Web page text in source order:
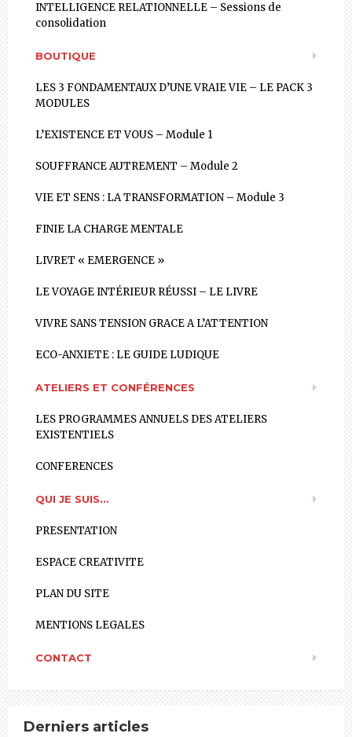
INTELLIGENCE RELATIONNELLE – Sessions de
consolidation
BOUTIQUE
LES 3 FONDAMENTAUX D’UNE VRAIE VIE – LE PACK 3
MODULES
L’EXISTENCE ET VOUS – Module 1
SOUFFRANCE AUTREMENT – Module 2
VIE ET SENS : LA TRANSFORMATION – Module 3
FINIE LA CHARGE MENTALE
LIVRET « EMERGENCE »
LE VOYAGE INTÉRIEUR RÉUSSI – LE LIVRE
VIVRE SANS TENSION GRACE A L’ATTENTION
ECO-ANXIETE : LE GUIDE LUDIQUE
ATELIERS ET CONFÉRENCES
LES PROGRAMMES ANNUELS DES ATELIERS
EXISTENTIELS
CONFERENCES
QUI JE SUIS…
PRESENTATION
ESPACE CREATIVITE
PLAN DU SITE
MENTIONS LEGALES
CONTACT
Derniers articles